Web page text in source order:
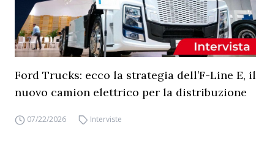
Ford Trucks: ecco la strategia dell’F-Line E, il
nuovo camion elettrico per la distribuzione
07/22/2026 Interviste